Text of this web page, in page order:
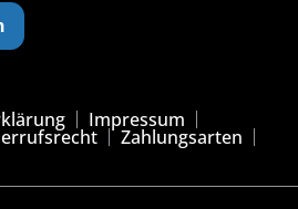
Impressum
Zahlungsarten